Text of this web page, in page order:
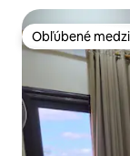
Obľúbené
Obľúbené